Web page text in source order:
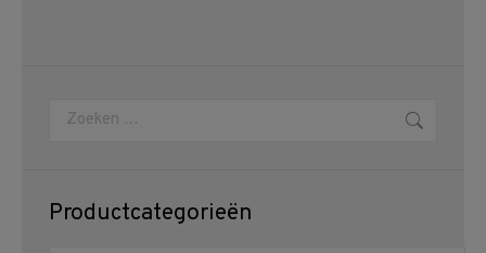
Zoeken:
Productcategorieën